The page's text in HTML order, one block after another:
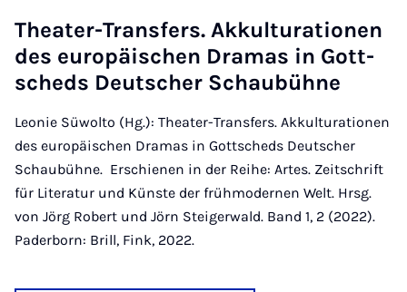
The­a­ter-Trans­fers. Ak­kul­tu­ra­ti­o­nen
des eu­ro­pä­i­schen Dra­mas in Gott­
sche­ds Deut­scher Schau­büh­ne
Leonie Süwolto (Hg.): Theater-Transfers. Akkulturationen
des europäischen Dramas in Gottscheds Deutscher
Schaubühne. Erschienen in der Reihe: Artes. Zeitschrift
für Literatur und Künste der frühmodernen Welt. Hrsg.
von Jörg Robert und Jörn Steigerwald. Band 1, 2 (2022).
Paderborn: Brill, Fink, 2022.